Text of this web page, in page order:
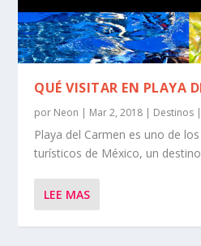
QUÉ VISITAR EN PLAYA
por Neon | Mar 2, 2018 | Destinos |
Playa del Carmen es uno de
turísticos de México, un
LEE MAS